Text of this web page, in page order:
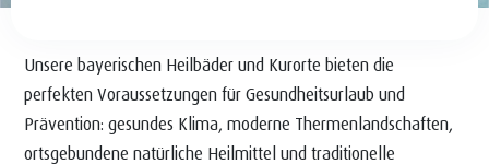
Unsere bayerischen Heilbäder und Kurorte bieten die
perfekten Voraussetzungen für Gesundheitsurlaub und
Prävention: gesundes Klima, moderne Thermenlandschaften,
ortsgebundene natürliche Heilmittel und traditionelle